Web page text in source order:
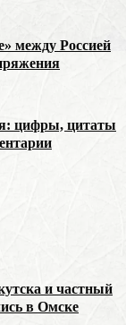
между Россией
цифры, цитаты
и частный
в Омске